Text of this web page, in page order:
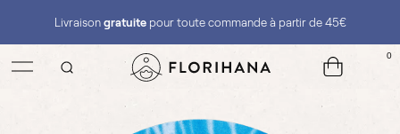
Livraison gratuitepour toute commande à partir de 45€
0